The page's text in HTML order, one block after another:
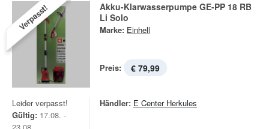
Verpasst!
Akku-Klarwasserpumpe GE-PP 18 RB
Li Solo
Marke: Einhell
Preis: € 79,99
Leider verpasst!
Gültig: 17.08. -
Händler: E Center Herkules